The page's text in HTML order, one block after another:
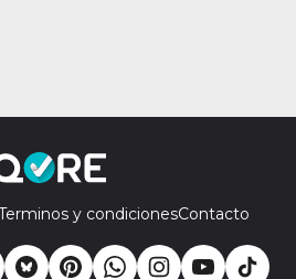
y condicionesContacto